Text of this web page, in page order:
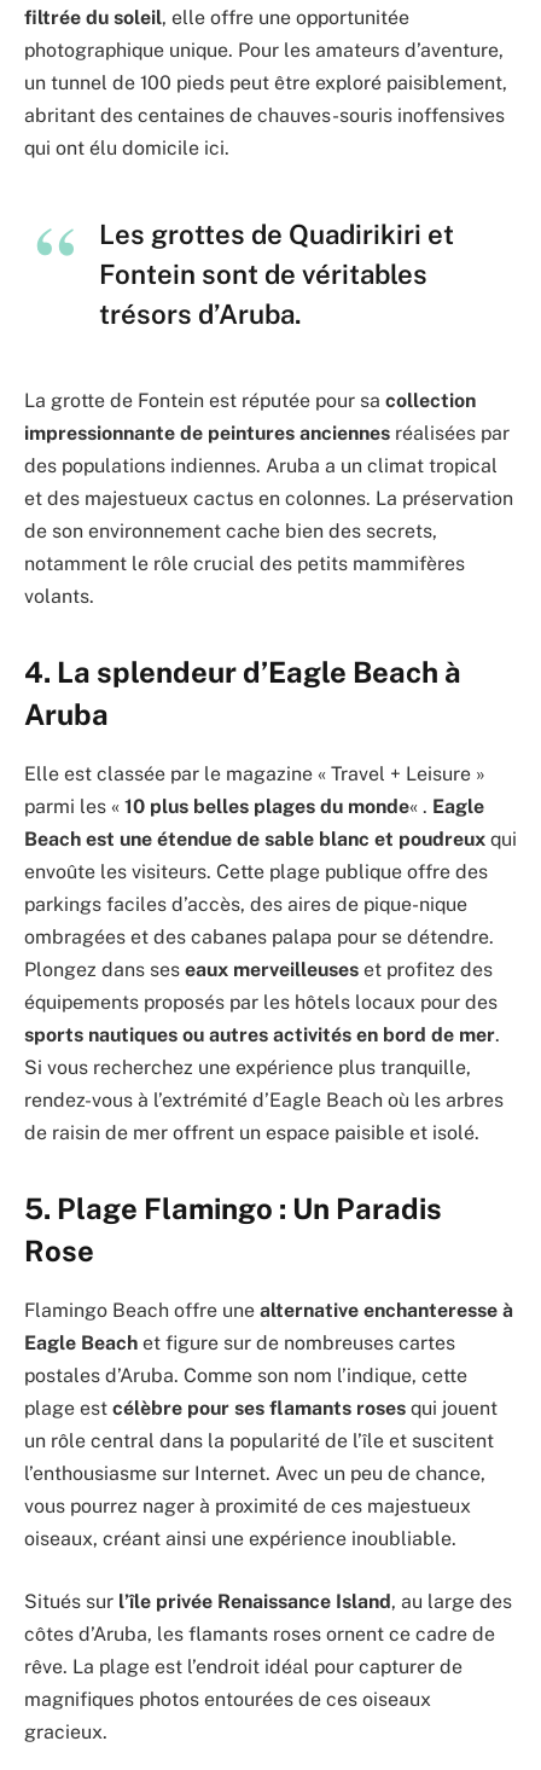
filtrée du soleil, elle offre une opportunitée
photographique unique. Pour les amateurs d’aventure,
un tunnel de 100 pieds peut être exploré paisiblement,
abritant des centaines de chauves-souris inoffensives
qui ont élu domicile ici.
Les grottes de Quadirikiri et
Fontein sont de véritables
trésors d’Aruba.
La grotte de Fontein est réputée pour sa collection
impressionnante de peintures anciennes réalisées par
des populations indiennes. Aruba a un climat tropical
et des majestueux cactus en colonnes. La préservation
de son environnement cache bien des secrets,
notamment le rôle crucial des petits mammifères
volants.
4. La splendeur d’Eagle Beach à
Aruba
Elle est classée par le magazine « Travel + Leisure »
parmi les « 10 plus belles plages du monde« . Eagle
Beach est une étendue de sable blanc et poudreux qui
envoûte les visiteurs. Cette plage publique offre des
parkings faciles d’accès, des aires de pique-nique
ombragées et des cabanes palapa pour se détendre.
Plongez dans ses eaux merveilleuses et profitez des
équipements proposés par les hôtels locaux pour des
sports nautiques ou autres activités en bord de mer.
Si vous recherchez une expérience plus tranquille,
rendez-vous à l’extrémité d’Eagle Beach où les arbres
de raisin de mer offrent un espace paisible et isolé.
5. Plage Flamingo : Un Paradis
Rose
Flamingo Beach offre une alternative enchanteresse à
Eagle Beach et figure sur de nombreuses cartes
postales d’Aruba. Comme son nom l’indique, cette
plage est célèbre pour ses flamants roses qui jouent
un rôle central dans la popularité de l’île et suscitent
l’enthousiasme sur Internet. Avec un peu de chance,
vous pourrez nager à proximité de ces majestueux
oiseaux, créant ainsi une expérience inoubliable.
Situés sur l’île privée Renaissance Island, au large des
côtes d’Aruba, les flamants roses ornent ce cadre de
rêve. La plage est l’endroit idéal pour capturer de
magnifiques photos entourées de ces oiseaux
gracieux.